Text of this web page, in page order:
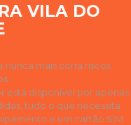
VILA DO
nunca mais corra riscos
está disponível por apenas
tudo o que necessita
e um cartão SIM